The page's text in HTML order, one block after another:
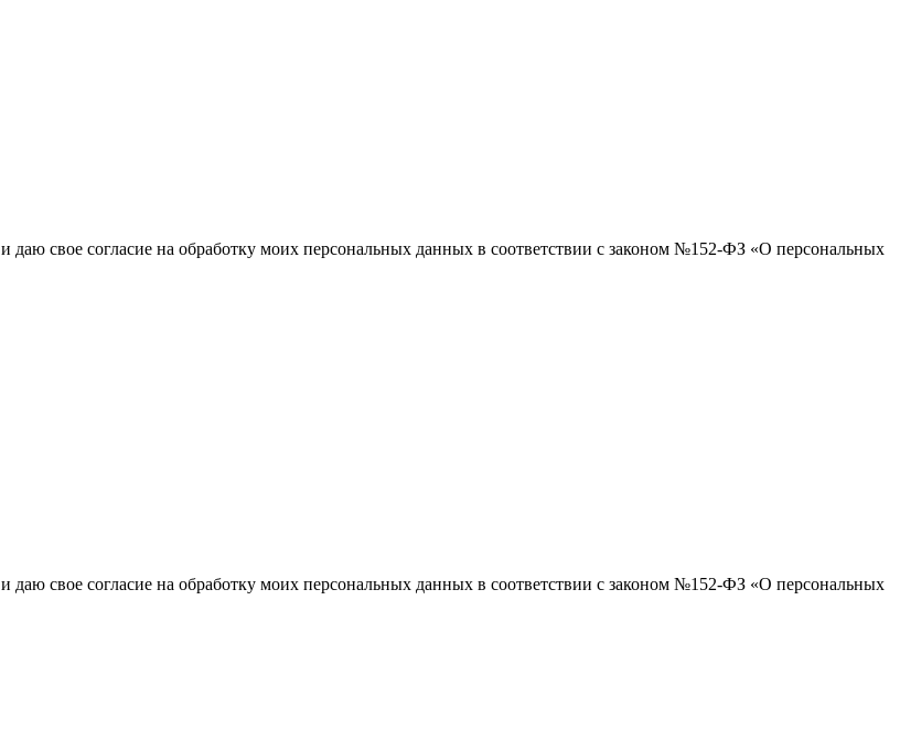
и даю свое согласие на обработку моих персональных данных в соответствии с законом №152-ФЗ «О персональных
и даю свое согласие на обработку моих персональных данных в соответствии с законом №152-ФЗ «О персональных